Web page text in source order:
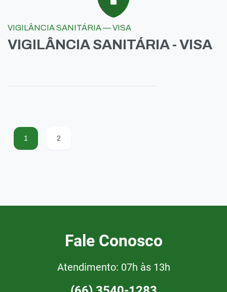
VIGILÂNCIA SANITÁRIA — VISA
VIGILÂNCIA SANITÁRIA - VISA
1 2
Fale Conosco
Atendimento: 07h às 13h